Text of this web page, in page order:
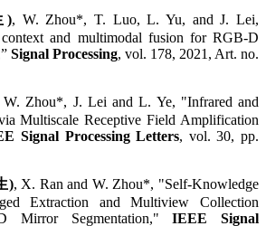
), W. Zhou*, T. Luo, L. Yu, and J. Lei,
and multimodal fusion for RGB-D
Signal Processing, vol. 178, 2021, Art. no.
Zhou*, J. Lei and L. Ye, "Infrared and
Multiscale Receptive Field Amplification
Signal Processing Letters, vol. 30, pp.
), X. Ran and W. Zhou*, "Self-Knowledge
Extraction and Multiview Collection
Mirror Segmentation," IEEE Signal